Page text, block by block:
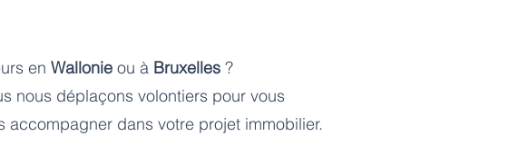
en Wallonie ou à Bruxelles ?
nous déplaçons volontiers pour vous
accompagner dans votre projet immobilier.